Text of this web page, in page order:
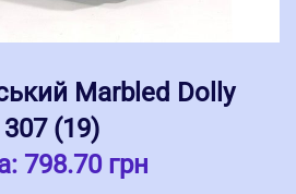
Marbled Dolly
307 (19)
798.70 грн